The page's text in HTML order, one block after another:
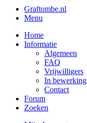
Graftombe.nl
Menu
Home
Informatie
Algemeen
FAQ
Vrijwilligers
In bewerking
Contact
Forum
Zoeken